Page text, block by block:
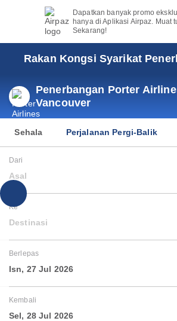
Dapatkan banyak promo
hanya di Aplikasi Airpaz. Muat
Sekarang!
Rakan Kongsi Syarikat
Penerbangan Porter
Vancouver
Sehala Perjalanan Pergi-Balik
Dari
Asal
Ke
Destinasi
Berlepas
Isn, 27 Jul 2026
Kembali
Sel, 28 Jul 2026